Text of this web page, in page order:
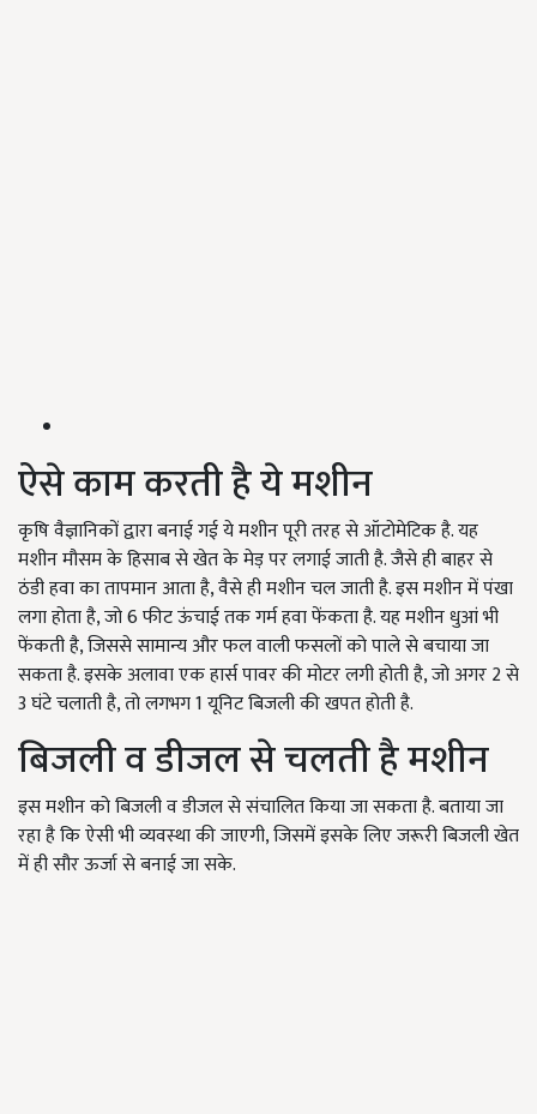
ऐसे काम करती है ये मशीन
कृषि वैज्ञानिकों द्वारा बनाई गई ये मशीन पूरी तरह से ऑटोमेटिक है. यह
मशीन मौसम के हिसाब से खेत के मेड़ पर लगाई जाती है. जैसे ही बाहर से
ठंडी हवा का तापमान आता है, वैसे ही मशीन चल जाती है. इस मशीन में पंखा
लगा होता है, जो 6 फीट ऊंचाई तक गर्म हवा फेंकता है. यह मशीन धुआं भी
फेंकती है, जिससे सामान्य और फल वाली फसलों को पाले से बचाया जा
सकता है. इसके अलावा एक हार्स पावर की मोटर लगी होती है, जो अगर 2 से
3 घंटे चलाती है, तो लगभग 1 यूनिट बिजली की खपत होती है.
बिजली व डीजल से चलती है मशीन
इस मशीन को बिजली व डीजल से संचालित किया जा सकता है. बताया जा
रहा है कि ऐसी भी व्यवस्था की जाएगी, जिसमें इसके लिए जरूरी बिजली खेत
में ही सौर ऊर्जा से बनाई जा सके.